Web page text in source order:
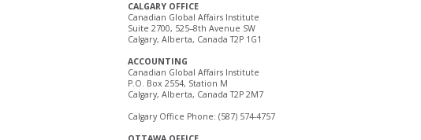
CALGARY OFFICE
Canadian Global Affairs Institute
Suite 2700, 525–8th Avenue SW
Calgary, Alberta, Canada T2P 1G1
ACCOUNTING
Canadian Global Affairs Institute
P.O. Box 2554, Station M
Calgary, Alberta, Canada T2P 2M7
Calgary Office Phone: (587) 574-4757